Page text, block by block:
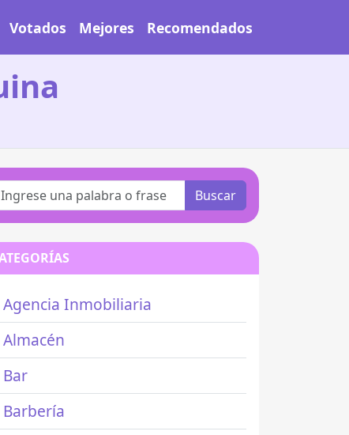
Votados Mejores Recomendados
Buscar
Agencia Inmobiliaria
Almacén
Bar
Barbería